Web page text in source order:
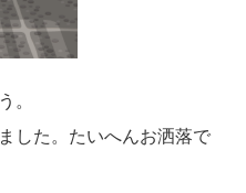
。
した。たいへんお洒落で